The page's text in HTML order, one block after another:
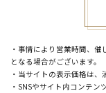
・事情により営業時間、
となる場合がございます。
・当サイトの表示価格は、
・SNSやサイト内コンテ